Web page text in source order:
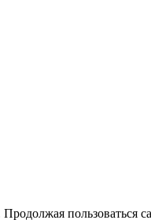
пользоваться